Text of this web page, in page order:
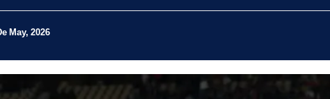
May, 2026